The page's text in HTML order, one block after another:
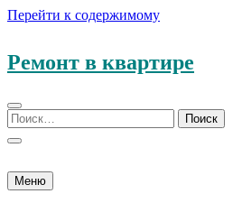
Перейти к содержимому
Ремонт в квартире
Меню